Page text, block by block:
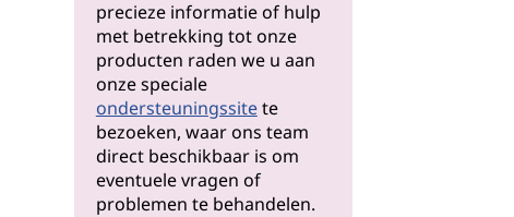
precieze informatie of hulp
met betrekking tot onze
producten raden we u aan
onze speciale
ondersteuningssitete
bezoeken, waar ons team
direct beschikbaar is om
eventuele vragen of
problemen te behandelen.